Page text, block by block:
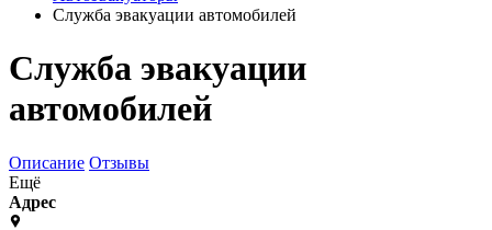
Служба эвакуации автомобилей
Служба эвакуации
автомобилей
Описание Отзывы
Ещё
Адрес